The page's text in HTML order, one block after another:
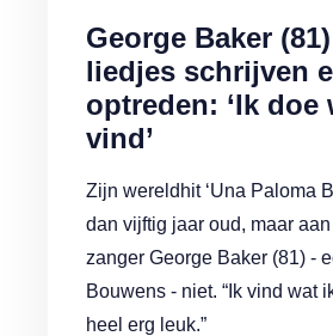
George Baker
liedjes schrijven
optreden: ‘Ik doe
vind’
Zijn wereldhit ‘Una Paloma
dan vijftig jaar oud, maar
zanger George Baker (81) -
Bouwens - niet. “Ik vind wat
heel erg leuk.”